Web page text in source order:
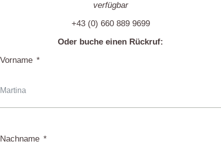
verfügbar
+43 (0) 660 889 9699
Oder buche einen Rückruf:
Vorname
Nachname